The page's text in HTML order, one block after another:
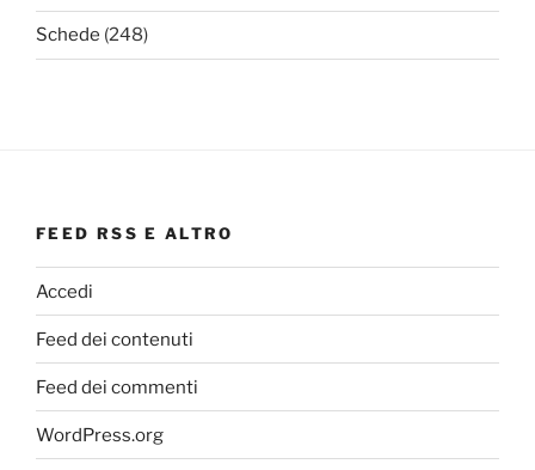
Schede (248)
FEED RSS E ALTRO
Accedi
Feed dei contenuti
Feed dei commenti
WordPress.org